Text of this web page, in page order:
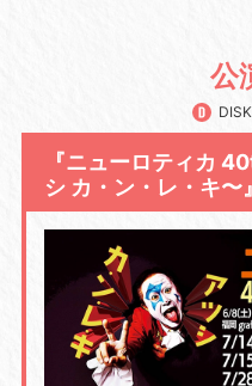
公
『ニューロティカ
シ カ・ン・レ・キ〜』